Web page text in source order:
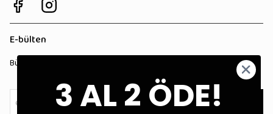
E-bülten
Bültenimize kaydolun, tüm kampanyalardan anında haberdar olun!
3 AL 2 ÖDE!